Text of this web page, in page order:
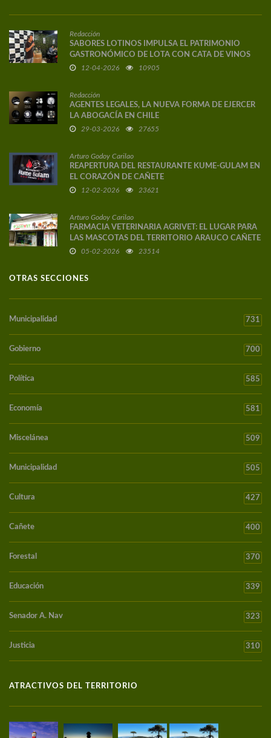
Redacción
SABORES LOTINOS IMPULSA EL PATRIMONIO
GASTRONÓMICO DE LOTA CON CATA DE VINOS
DE AUTOR
12-04-2026 10905
Redacción
AGENTES LEGALES, LA NUEVA FORMA DE EJERCER
LA ABOGACÍA EN CHILE
29-03-2026 27655
Arturo Godoy Carilao
REAPERTURA DEL RESTAURANTE KUME-GULAM EN
EL CORAZÓN DE CAÑETE
12-02-2026 23621
Arturo Godoy Carilao
FARMACIA VETERINARIA AGRIVET: EL LUGAR PARA
LAS MASCOTAS DEL TERRITORIO ARAUCO CAÑETE
05-02-2026 23514
OTRAS SECCIONES
Municipalidad 731
Gobierno 700
Política 585
Economía 581
Miscelánea 509
Municipalidad 505
Cultura 427
Cañete 400
Forestal 370
Educación 339
Senador A. Nav 323
Justicia 310
ATRACTIVOS DEL TERRITORIO